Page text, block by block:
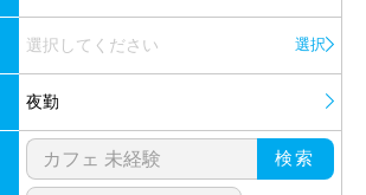
選択してください 選択
夜勤
検索